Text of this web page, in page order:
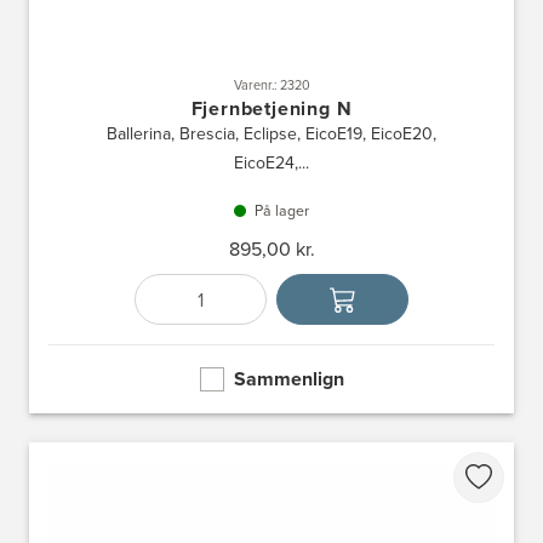
Varenr.: 2320
Fjernbetjening N
Ballerina, Brescia, Eclipse, EicoE19, EicoE20,
EicoE24,...
På lager
895,00 kr.
Antal
Vælg enhed
Sammenlign